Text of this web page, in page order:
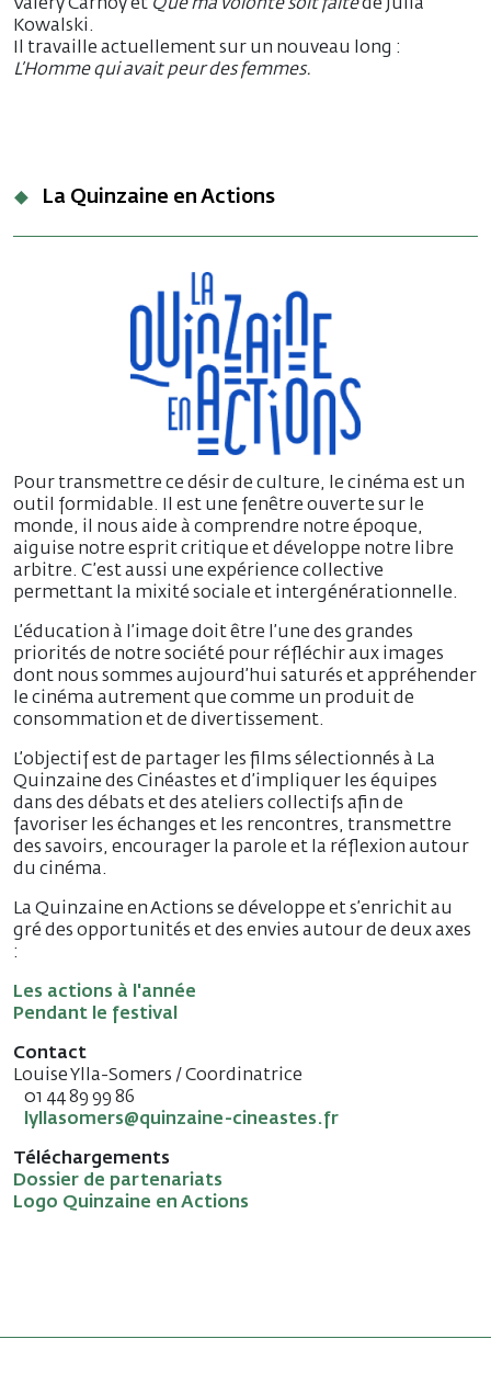
Valery Carnoy et Que ma volonté soit faitede Julia
Kowalski.
Il travaille actuellement sur un nouveau long :
L’Homme qui avait peur des femmes.
La Quinzaine en Actions
Pour transmettre ce désir de culture, le cinéma est un
outil formidable. Il est une fenêtre ouverte sur le
monde, il nous aide à comprendre notre époque,
aiguise notre esprit critique et développe notre libre
arbitre. C’est aussi une expérience collective
permettant la mixité sociale et intergénérationnelle.
L’éducation à l’image doit être l’une des grandes
priorités de notre société pour réfléchir aux images
dont nous sommes aujourd’hui saturés et appréhender
le cinéma autrement que comme un produit de
consommation et de divertissement.
L’objectif est de partager les films sélectionnés à La
Quinzaine des Cinéastes et d’impliquer les équipes
dans des débats et des ateliers collectifs afin de
favoriser les échanges et les rencontres, transmettre
des savoirs, encourager la parole et la réflexion autour
du cinéma.
La Quinzaine en Actions se développe et s’enrichit au
gré des opportunités et des envies autour de deux axes
:
Les actions à l'année
Pendant le festival
Contact
Louise Ylla-Somers / Coordinatrice
01 44 89 99 86
lyllasomers@quinzaine-cineastes.fr
Téléchargements
Dossier de partenariats
Logo Quinzaine en Actions